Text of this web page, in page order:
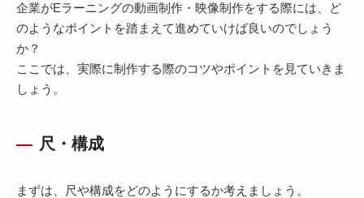
企業がEラーニングの動画制作・映像制作をする際には、ど
のようなポイントを踏まえて進めていけば良いのでしょう
か？
ここでは、実際に制作する際のコツやポイントを見ていきま
しょう。
尺・構成
まずは、尺や構成をどのようにするか考えましょう。